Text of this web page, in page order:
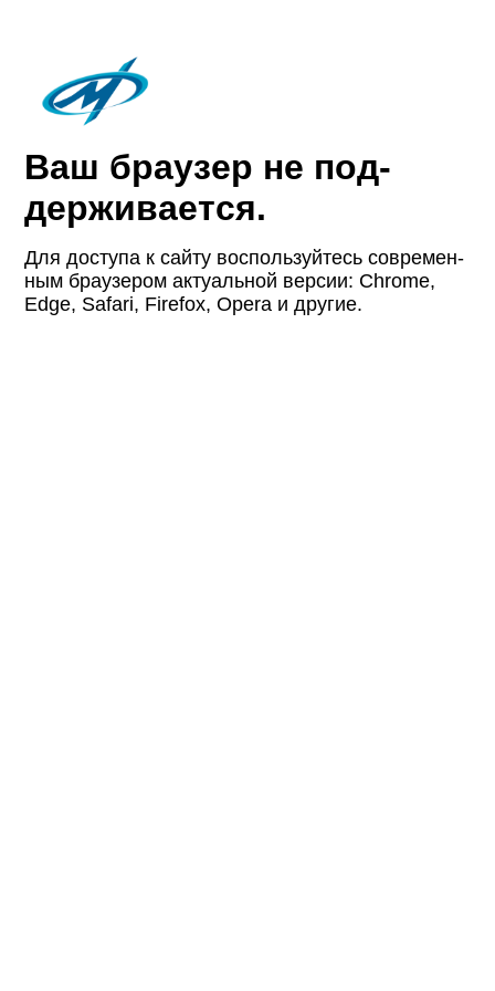
Ваш браузер не под­
держи­вается.
Для доступа к сайту восполь­зуйтесь совре­мен­
ным браузером актуаль­ной версии: Chrome,
Edge, Safari, Firefox, Opera и другие.